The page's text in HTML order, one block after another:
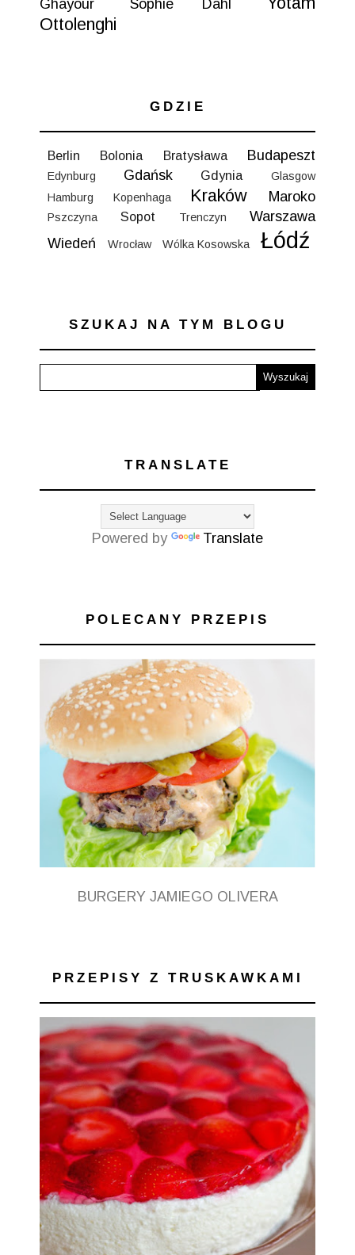
Ghayour Sophie Dahl
Ottolenghi
GDZIE
Berlin Bolonia Bratysława Budapeszt
Edynburg Gdańsk Gdynia
Glasgow
Hamburg
Kopenhaga Kraków Maroko
Pszczyna Sopot Trenczyn
Warszawa
Wiedeń
Wrocław Wólka Kosowska Łódź
SZUKAJ NA TYM BLOGU
TRANSLATE
Powered by Translate
POLECANY PRZEPIS
BURGERY JAMIEGO OLIVERA
PRZEPISY Z TRUSKAWKAMI